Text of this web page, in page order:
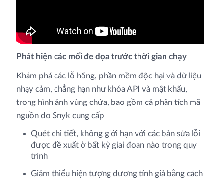
Phát hiện các mối đe dọa trước thời gian chạy
Khám phá các lỗ hổng, phần mềm độc hại và dữ liệu
nhạy cảm, chẳng hạn như khóa API và mật khẩu,
trong hình ảnh vùng chứa, bao gồm cả phân tích mã
nguồn do Snyk cung cấp
Quét chi tiết, không giới hạn với các bản sửa lỗi
được đề xuất ở bất kỳ giai đoạn nào trong quy
trình
Giảm thiểu hiện tượng dương tính giả bằng cách